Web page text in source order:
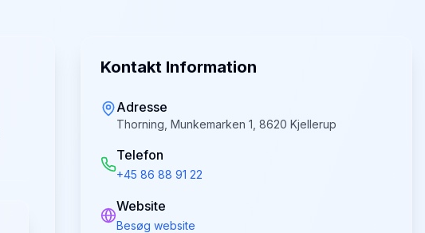
Kontakt Information
Adresse
Thorning, Munkemarken 1, 8620 Kjellerup
Telefon
+45 86 88 91 22
Website
Besøg website